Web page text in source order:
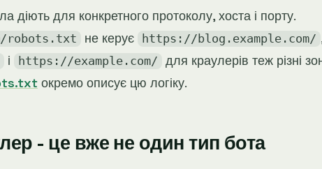
діють для конкретного протоколу, хоста і порту.
robots.txt не керує https://blog.example.com/
і https://example.com/
для краулерів теж різні
окремо описує цю логіку.
- це вже не один тип бота